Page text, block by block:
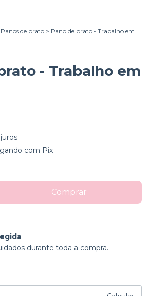
Panos de prato > Pano de prato - Trabalho em
- Trabalho em
com Pix
durante toda a compra.